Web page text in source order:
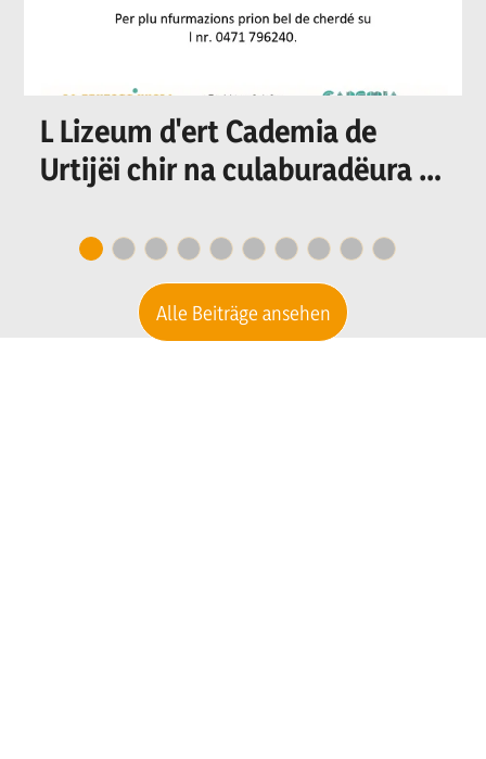
L Lizeum d'ert Cademia de
Urtijëi chir na culaburadëura o
secretariat
Alle Beiträge ansehen